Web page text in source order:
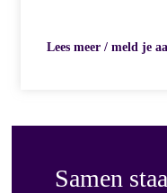
Lees meer / meld je
Samen